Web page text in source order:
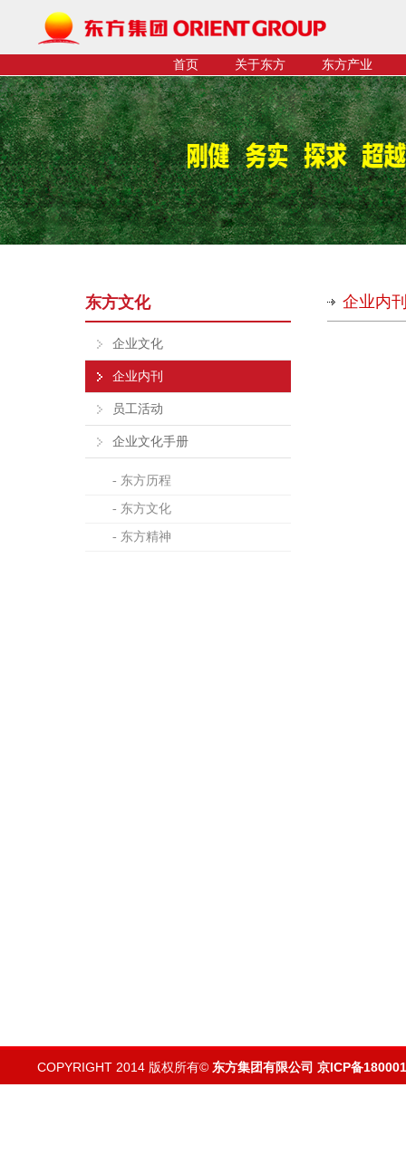
首页 关于东方 东方产业
东方文化
企业文化
企业内刊
员工活动
企业文化手册
- 东方历程
- 东方文化
- 东方精神
企业内
COPYRIGHT 2014 版权所有© 东方集团有限公司 京ICP备